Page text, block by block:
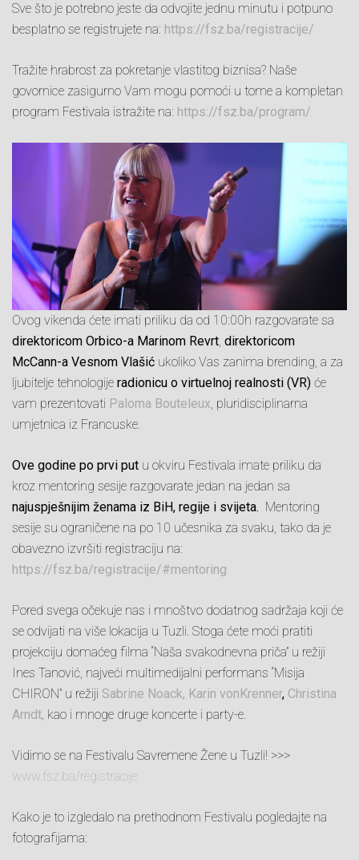
Sve što je potrebno jeste da odvojite jednu minutu i potpuno
besplatno se registrujete na: https://fsz.ba/registracije/
Tražite hrabrost za pokretanje vlastitog biznisa? Naše
govornice zasigurno Vam mogu pomoći u tome a kompletan
program Festivala istražite na: https://fsz.ba/program/
Ovog vikenda ćete imati priliku da od 10:00h razgovarate sa
direktoricom Orbico-a Marinom Revrt, direktoricom
McCann-a Vesnom Vlašić ukoliko Vas zanima brending, a za
ljubitelje tehnologije radionicu o virtuelnoj realnosti (VR) će
vam prezentovati Paloma Bouteleux, pluridisciplinarna
umjetnica iz Francuske.
Ove godine po prvi put u okviru Festivala imate priliku da
kroz mentoring sesije razgovarate jedan na jedan sa
najuspješnijim ženama iz BiH, regije i svijeta. Mentoring
sesije su ograničene na po 10 učesnika za svaku, tako da je
obavezno izvršiti registraciju na:
https://fsz.ba/registracije/#mentoring
Pored svega očekuje nas i mnoštvo dodatnog sadržaja koji će
se odvijati na više lokacija u Tuzli. Stoga ćete moći pratiti
projekciju domaćeg filma “Naša svakodnevna priča” u režiji
Ines Tanović, najveći multimedijalni performans “Misija
CHIRON” u režiji Sabrine Noack, Karin vonKrenner, Christina
Arndt, kao i mnoge druge koncerte i party-e.
Vidimo se na Festivalu Savremene Žene u Tuzli! >>>
www.fsz.ba/registracije
Kako je to izgledalo na prethodnom Festivalu pogledajte na
fotografijama: